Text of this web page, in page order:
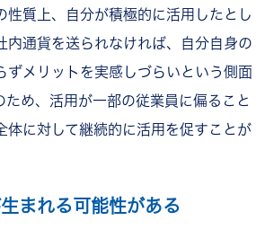
性質上、自分が積極的に活用したとし
内通貨を送られなければ、自分自身の
ずメリットを実感しづらいという側面
ため、活用が一部の従業員に偏ること
体に対して継続的に活用を促すことが
まれる可能性がある